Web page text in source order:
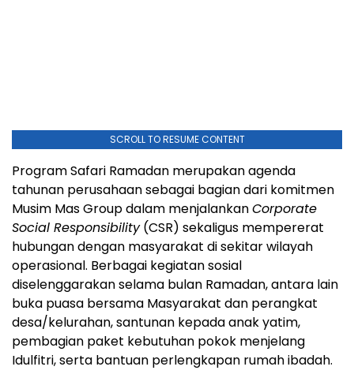
SCROLL TO RESUME CONTENT
Program Safari Ramadan merupakan agenda
tahunan perusahaan sebagai bagian dari komitmen
Musim Mas Group dalam menjalankanCorporate
Social Responsibility(CSR) sekaligus mempererat
hubungan dengan masyarakat di sekitar wilayah
operasional. Berbagai kegiatan sosial
diselenggarakan selama bulan Ramadan, antara lain
buka puasa bersama Masyarakat dan perangkat
desa/kelurahan, santunan kepada anak yatim,
pembagian paket kebutuhan pokok menjelang
Idulfitri, serta bantuan perlengkapan rumah ibadah.